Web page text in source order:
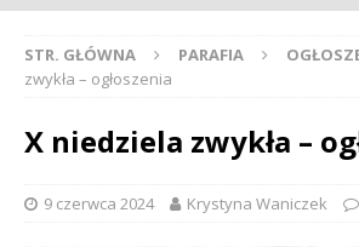
STR. GŁÓWNA PARAFIA
zwykła – ogłoszenia
X niedziela zwykła –
9 czerwca 2024 Krystyna Waniczek